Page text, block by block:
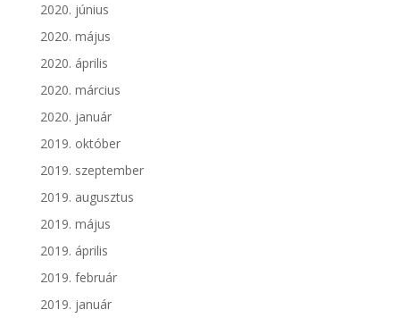
2020. június
2020. május
2020. április
2020. március
2020. január
2019. október
2019. szeptember
2019. augusztus
2019. május
2019. április
2019. február
2019. január